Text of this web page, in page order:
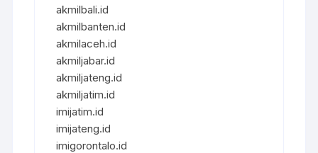
akmilbali.id
akmilbanten.id
akmilaceh.id
akmiljabar.id
akmiljateng.id
akmiljatim.id
imijatim.id
imijateng.id
imigorontalo.id